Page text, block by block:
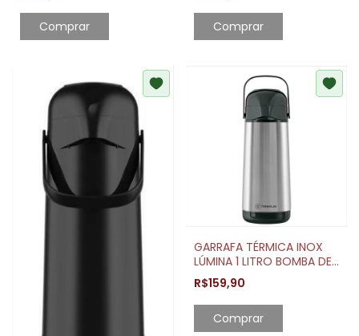
GARRAFA TÉRMICA INOX
LÚMINA 1 LITRO BOMBA DE
PRESSÃO
R$159,90
Comprar